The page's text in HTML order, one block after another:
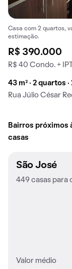
Casa com 2 quartos,
estimação.
R$ 390.000
R$ 40 Condo. +
43 m² · 2 quartos ·
Rua Júlio César
Bairros próximos
casas
São José
449 casas para
Valor médio